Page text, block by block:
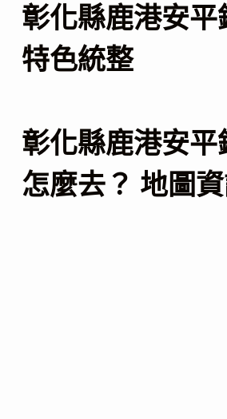
彰化縣鹿港安平
特色統整
彰化縣鹿港安平
怎麼去？ 地圖